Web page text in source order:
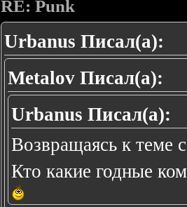
RE: Punk
Urbanus Писал(а):
Metalov Писал(а):
Urbanus Писал(а):
Возвращаясь к теме
Кто какие годные